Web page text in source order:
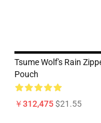
Tsume Wolf's Rain
Pouch
￥312,475$21.55